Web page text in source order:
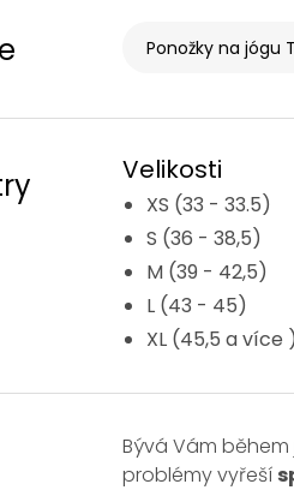
Ponožky na jógu
Velikosti
XS (33 - 33.5)
S (36 - 38,5)
M (39 - 42,5)
L (43 - 45)
XL (45,5 a více )
Bývá Vám
problémy vyřeší